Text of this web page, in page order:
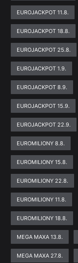
EUROJACKPOT 11.8.
EUROJACKPOT 18.8.
EUROJACKPOT 25.8.
EUROJACKPOT 1.9.
EUROJACKPOT 8.9.
EUROJACKPOT 15.9.
EUROJACKPOT 22.9.
EUROMILIONY 8.8.
EUROMILIONY 15.8.
EUROMILIONY 22.8.
EUROMILIONY 11.8.
EUROMILIONY 18.8.
MEGA MAXA 13.8.
MEGA MAXA 27.8.